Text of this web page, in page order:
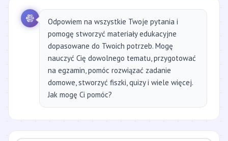
Odpowiem na wszystkie Twoje pytania i
pomogę stworzyć materiały edukacyjne
dopasowane do Twoich potrzeb. Mogę
nauczyć Cię dowolnego tematu, przygotować
na egzamin, pomóc rozwiązać zadanie
domowe, stworzyć fiszki, quizy i wiele więcej.
Jak mogę Ci pomóc?